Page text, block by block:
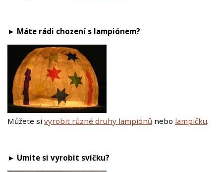
► Máte rádi chození s lampiónem?
Můžete si vyrobit různé druhy lampiónů nebo lampičku.
► Umíte si vyrobit svíčku?